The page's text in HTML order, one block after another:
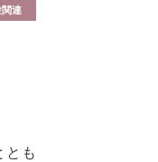
連
とも